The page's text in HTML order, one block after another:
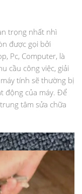
trọng nhất nhì
được gọi bởi
Pc, Computer, là
cầu công việc, giải
tính sẽ thường bị
động của máy. Để
tâm sửa chữa